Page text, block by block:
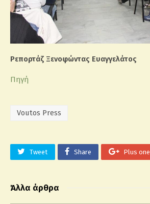
Ρεπορτάζ Ξενοφώντας Ευαγγελάτος
Πηγή
Voutos Press
Tweet Share Plus one
Άλλα άρθρα